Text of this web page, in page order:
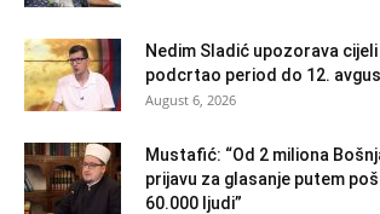
Nedim Sladić upozorava
podcrtao period do 12.
August 6, 2026
Mustafić: “Od 2 miliona
prijavu za glasanje putem
60.000 ljudi”